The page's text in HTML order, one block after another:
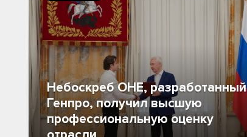
Небоскреб ОНЕ, разработанный
Генпро, получил высшую
профессиональную оценку